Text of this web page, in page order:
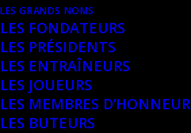
LES GRANDS NOMS
LES FONDATEURS
LES PRÉSIDENTS
LES ENTRAÎNEURS
LES JOUEURS
LES MEMBRES D’HONNEUR
LES BUTEURS